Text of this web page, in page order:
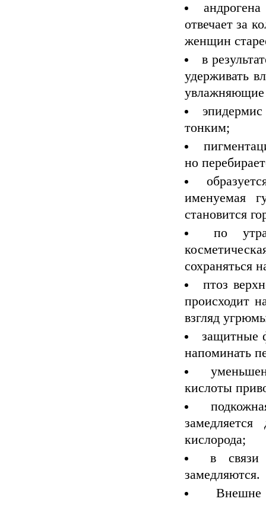
отвечает за
женщин
в
удерживать
увлажняющие
тонким;
но
именуемая
становится
по
сохраняться
птоз
происходит
взгляд
защитные
напоминать
кислоты
кислорода;
в связи
замедляются.